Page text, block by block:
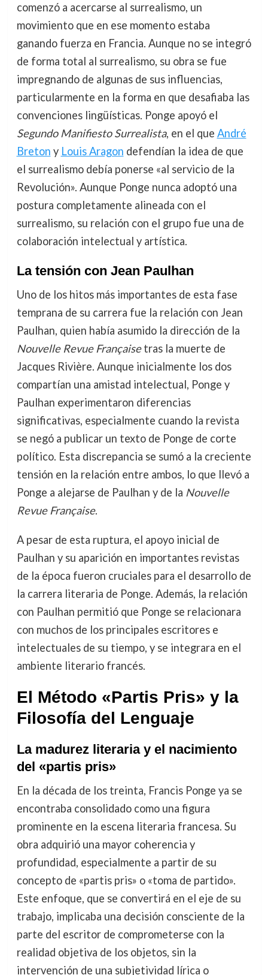
comenzó a acercarse al surrealismo, un
movimiento que en ese momento estaba
ganando fuerza en Francia. Aunque no se integró
de forma total al surrealismo, su obra se fue
impregnando de algunas de sus influencias,
particularmente en la forma en que desafiaba las
convenciones lingüísticas. Ponge apoyó el
Segundo Manifiesto Surrealista, en el que André
Breton y Louis Aragon defendían la idea de que
el surrealismo debía ponerse «al servicio de la
Revolución». Aunque Ponge nunca adoptó una
postura completamente alineada con el
surrealismo, su relación con el grupo fue una de
colaboración intelectual y artística.
La tensión con Jean Paulhan
Uno de los hitos más importantes de esta fase
temprana de su carrera fue la relación con Jean
Paulhan, quien había asumido la dirección de la
Nouvelle Revue Françaisetras la muerte de
Jacques Rivière. Aunque inicialmente los dos
compartían una amistad intelectual, Ponge y
Paulhan experimentaron diferencias
significativas, especialmente cuando la revista
se negó a publicar un texto de Ponge de corte
político. Esta discrepancia se sumó a la creciente
tensión en la relación entre ambos, lo que llevó a
Ponge a alejarse de Paulhan y de la Nouvelle
Revue Française.
A pesar de esta ruptura, el apoyo inicial de
Paulhan y su aparición en importantes revistas
de la época fueron cruciales para el desarrollo de
la carrera literaria de Ponge. Además, la relación
con Paulhan permitió que Ponge se relacionara
con muchos de los principales escritores e
intelectuales de su tiempo, y se integrara en el
ambiente literario francés.
El Método «Partis Pris» y la
Filosofía del Lenguaje
La madurez literaria y el nacimiento
del «partis pris»
En la década de los treinta, Francis Ponge ya se
encontraba consolidado como una figura
prominente en la escena literaria francesa. Su
obra adquirió una mayor coherencia y
profundidad, especialmente a partir de su
concepto de «partis pris» o «toma de partido».
Este enfoque, que se convertirá en el eje de su
trabajo, implicaba una decisión consciente de la
parte del escritor de comprometerse con la
realidad objetiva de los objetos, sin la
intervención de una subjetividad lírica o